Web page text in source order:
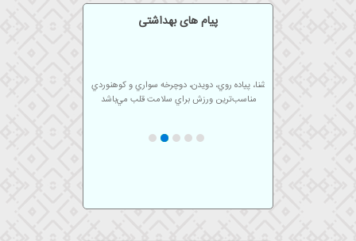
پیام های بهداشتی
شنا، پياده روي، دويدن، دوچرخه سواري و كوهنوردي
مناسب‌ترين ورزش براي سلامت قلب مي‌باشد
استفاده از ماسک در آزمایشگاه